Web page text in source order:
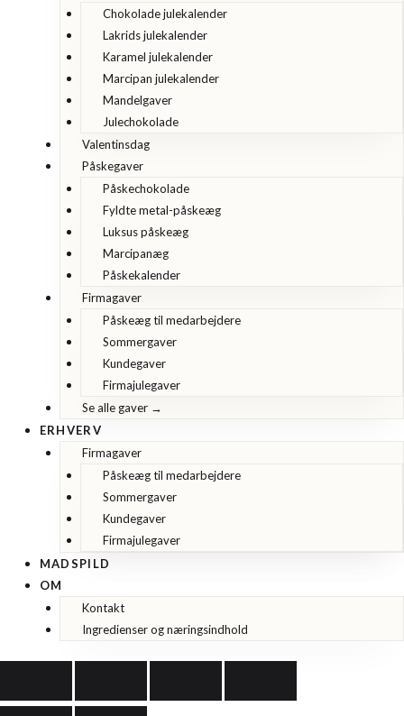
Chokolade julekalender
Lakrids julekalender
Karamel julekalender
Marcipan julekalender
Mandelgaver
Julechokolade
Valentinsdag
Påskegaver
Påskechokolade
Fyldte metal-påskeæg
Luksus påskeæg
Marcipanæg
Påskekalender
Firmagaver
Påskeæg til medarbejdere
Sommergaver
Kundegaver
Firmajulegaver
Se alle gaver →
ERHVERV
Firmagaver
Påskeæg til medarbejdere
Sommergaver
Kundegaver
Firmajulegaver
MADSPILD
OM
Kontakt
Ingredienser og næringsindhold